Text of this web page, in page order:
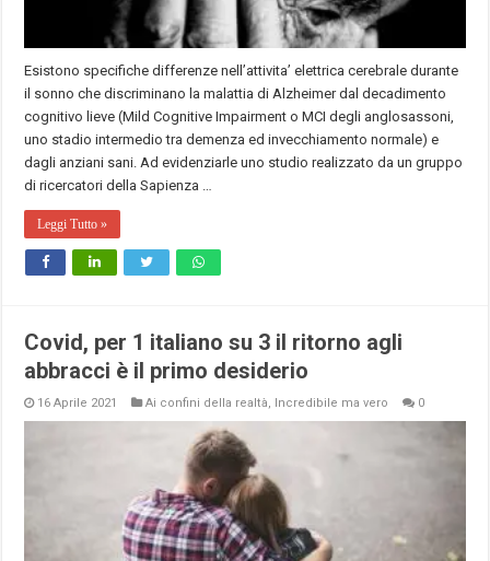
Esistono specifiche differenze nell’attivita’ elettrica cerebrale durante
il sonno che discriminano la malattia di Alzheimer dal decadimento
cognitivo lieve (Mild Cognitive Impairment o MCI degli anglosassoni,
uno stadio intermedio tra demenza ed invecchiamento normale) e
dagli anziani sani. Ad evidenziarle uno studio realizzato da un gruppo
di ricercatori della Sapienza …
Leggi Tutto »
Covid, per 1 italiano su 3 il ritorno agli
abbracci è il primo desiderio
16 Aprile 2021 Ai confini della realtà, Incredibile ma vero 0